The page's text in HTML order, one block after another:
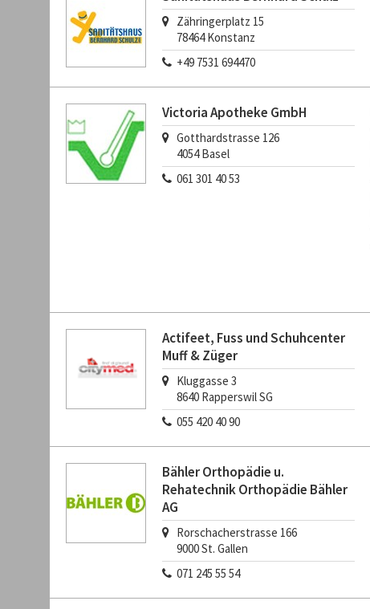
Zähringerplatz 15
78464 Konstanz
+49 7531 694470
Victoria Apotheke GmbH
Gotthardstrasse 126
4054 Basel
061 301 40 53
Actifeet, Fuss und Schuhcenter
Muff & Züger
Kluggasse 3
8640 Rapperswil SG
055 420 40 90
Bähler Orthopädie u.
Rehatechnik Orthopädie Bähler
AG
Rorschacherstrasse 166
9000St. Gallen
071 245 55 54